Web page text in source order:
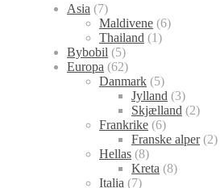
Asia (7)
Maldivene (6)
Thailand (1)
Bybobil (5)
Europa (62)
Danmark (5)
Jylland (3)
Skjælland (2)
Frankrike (6)
Franske alper(2)
Hellas (8)
Kreta (8)
Italia (7)